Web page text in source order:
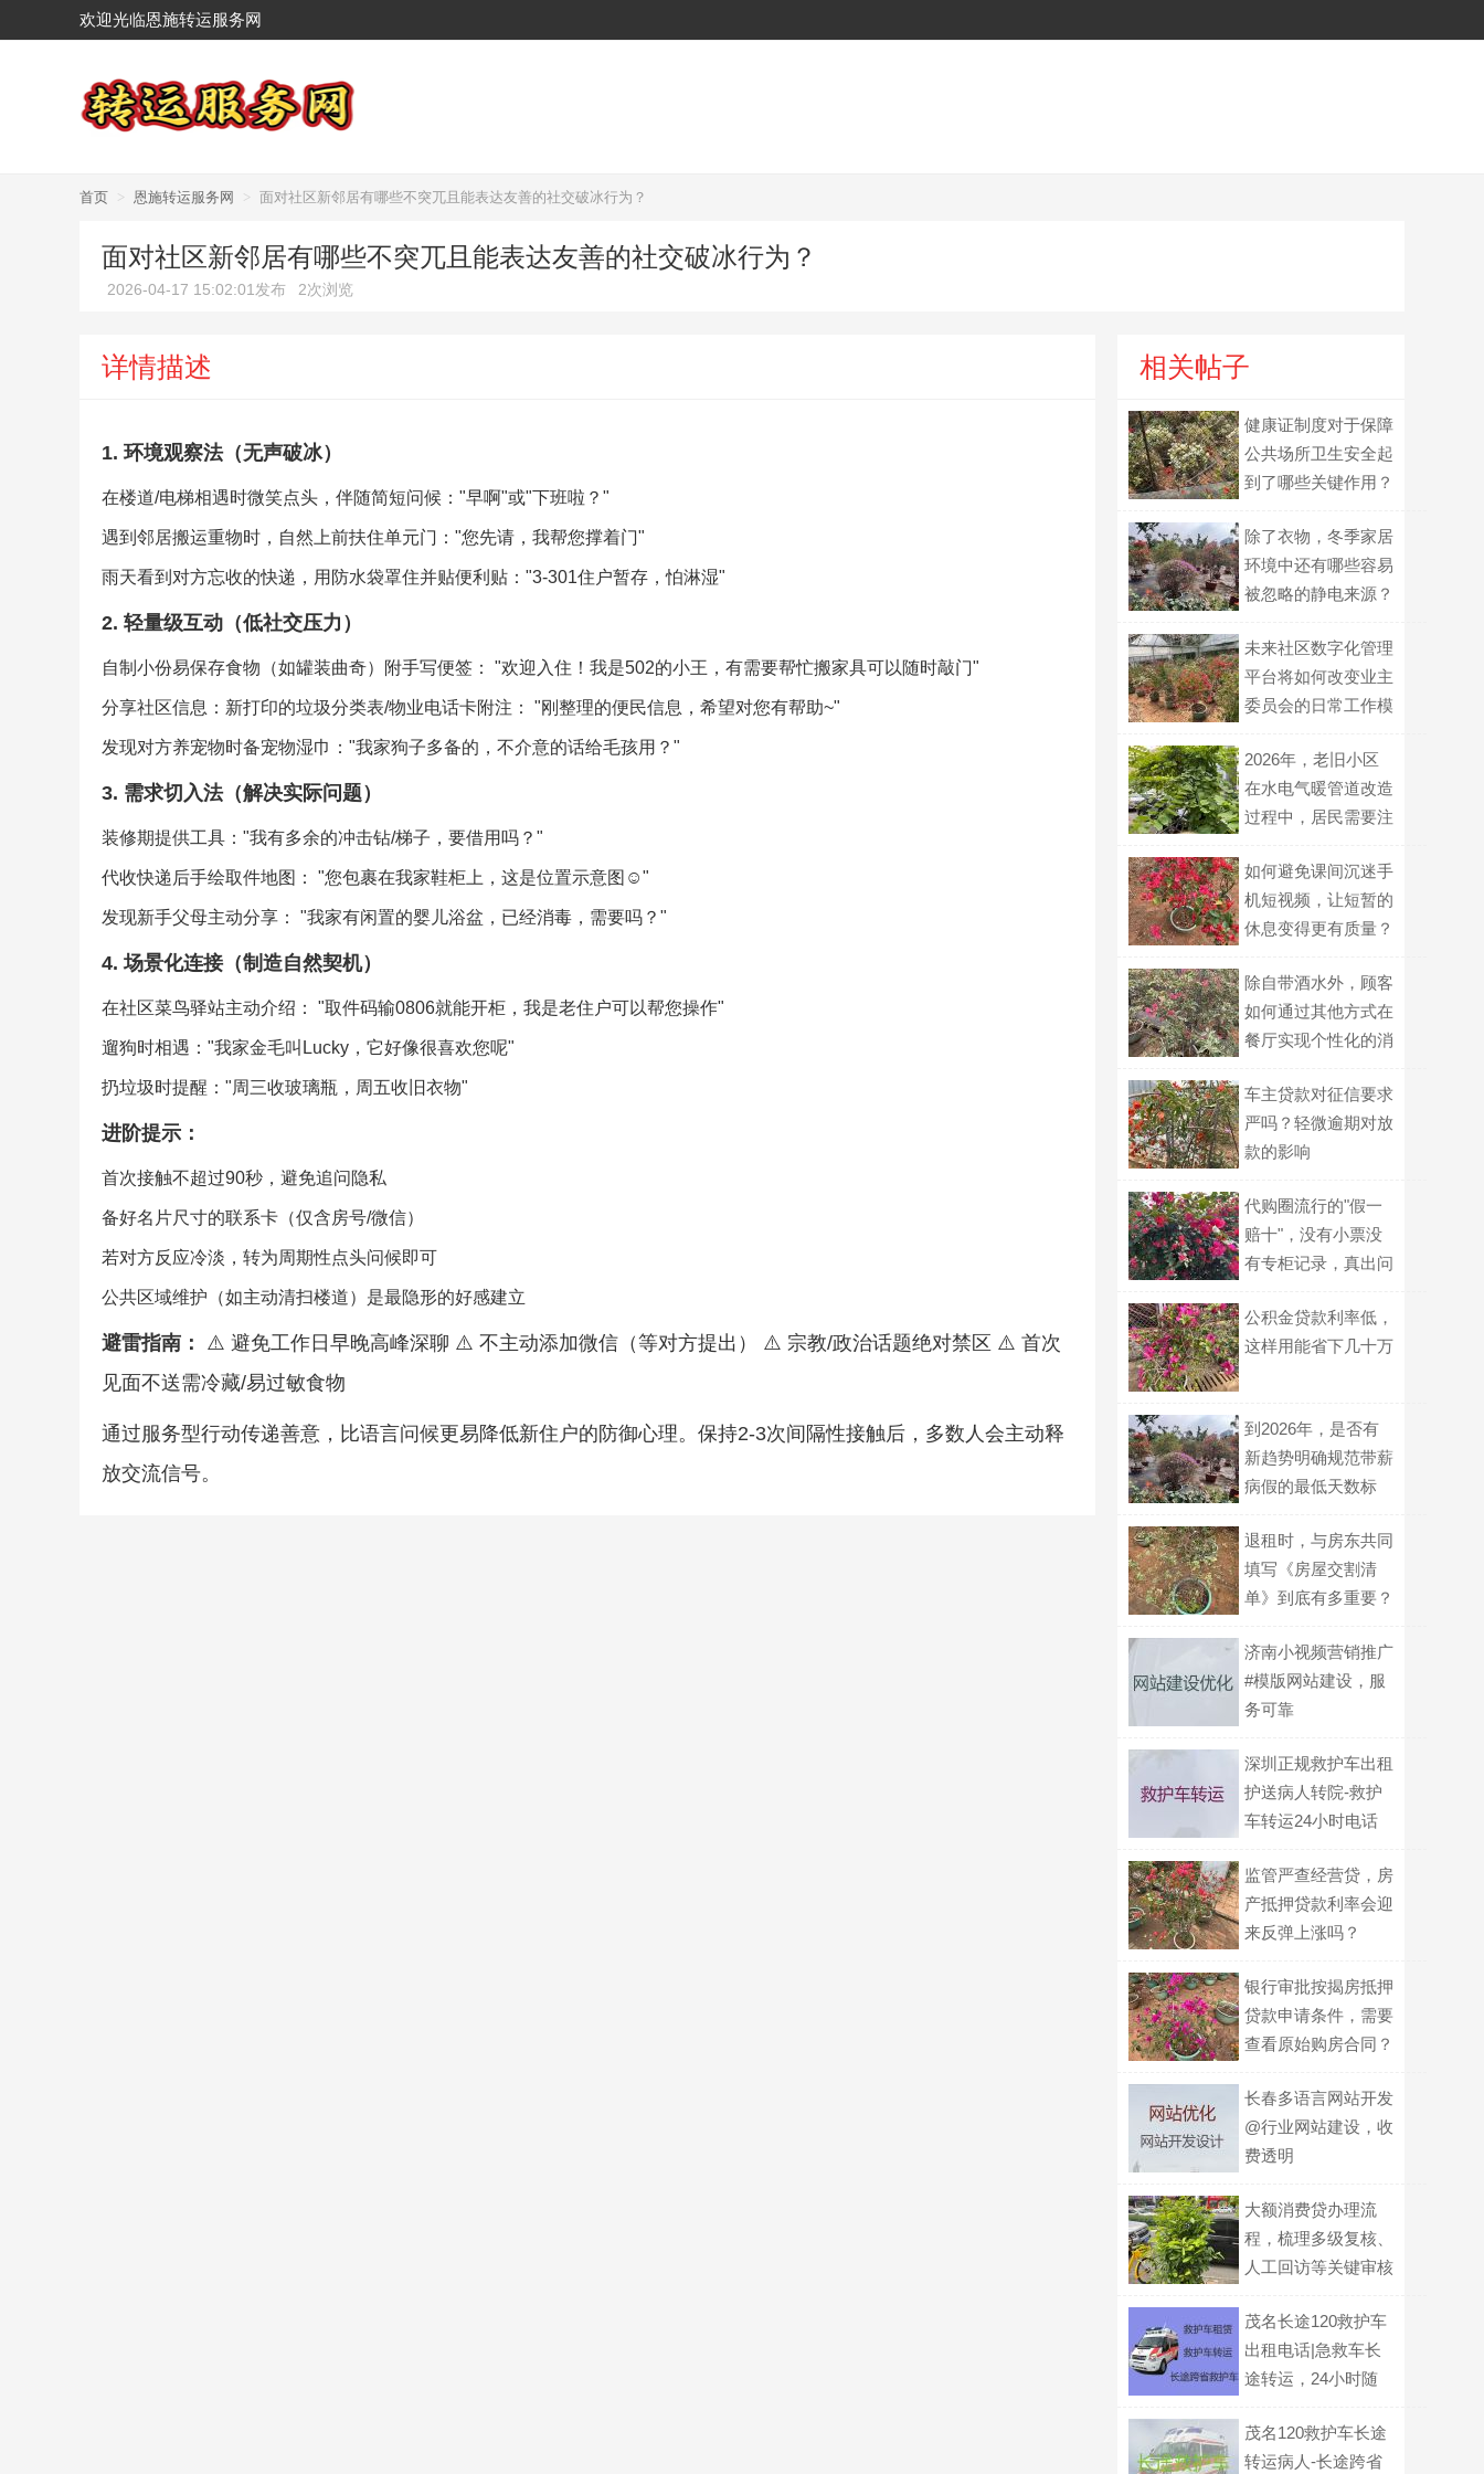
欢迎光临恩施转运服务网
首页 > 恩施转运服务网 > 面对社区新邻居有哪些不突兀且能表达友善的社交破冰行为？
面对社区新邻居有哪些不突兀且能表达友善的社交破冰行为？
2026-04-17 15:02:01发布 2次浏览
详情描述
1. 环境观察法（无声破冰）
在楼道/电梯相遇时微笑点头，伴随简短问候："早啊"或"下班啦？"
遇到邻居搬运重物时，自然上前扶住单元门："您先请，我帮您撑着门"
雨天看到对方忘收的快递，用防水袋罩住并贴便利贴："3-301住户暂存，怕淋湿"
2. 轻量级互动（低社交压力）
自制小份易保存食物（如罐装曲奇）附手写便签： "欢迎入住！我是502的小王，有需要帮忙搬家具可以随时敲门"
分享社区信息：新打印的垃圾分类表/物业电话卡附注： "刚整理的便民信息，希望对您有帮助~"
发现对方养宠物时备宠物湿巾："我家狗子多备的，不介意的话给毛孩用？"
3. 需求切入法（解决实际问题）
装修期提供工具："我有多余的冲击钻/梯子，要借用吗？"
代收快递后手绘取件地图： "您包裹在我家鞋柜上，这是位置示意图☺️"
发现新手父母主动分享： "我家有闲置的婴儿浴盆，已经消毒，需要吗？"
4. 场景化连接（制造自然契机）
在社区菜鸟驿站主动介绍： "取件码输0806就能开柜，我是老住户可以帮您操作"
遛狗时相遇："我家金毛叫Lucky，它好像很喜欢您呢"
扔垃圾时提醒："周三收玻璃瓶，周五收旧衣物"
进阶提示：
首次接触不超过90秒，避免追问隐私
备好名片尺寸的联系卡（仅含房号/微信）
若对方反应冷淡，转为周期性点头问候即可
公共区域维护（如主动清扫楼道）是最隐形的好感建立
避雷指南：
⚠️ 避免工作日早晚高峰深聊 ⚠️ 不主动添加微信（等对方提出） ⚠️ 宗教/政治话题绝对禁区 ⚠️ 首次
见面不送需冷藏/易过敏食物
通过服务型行动传递善意，比语言问候更易降低新住户的防御心理。保持2-3次间隔性接触后，多数人会主动释
放交流信号。
相关帖子
健康证制度对于保障
公共场所卫生安全起
到了哪些关键作用？
除了衣物，冬季家居
环境中还有哪些容易
被忽略的静电来源？
未来社区数字化管理
平台将如何改变业主
委员会的日常工作模
2026年，老旧小区
在水电气暖管道改造
过程中，居民需要注
如何避免课间沉迷手
机短视频，让短暂的
休息变得更有质量？
除自带酒水外，顾客
如何通过其他方式在
餐厅实现个性化的消
车主贷款对征信要求
严吗？轻微逾期对放
款的影响
代购圈流行的"假一
赔十"，没有小票没
有专柜记录，真出问
公积金贷款利率低，
这样用能省下几十万
到2026年，是否有
新趋势明确规范带薪
病假的最低天数标
退租时，与房东共同
填写《房屋交割清
单》到底有多重要？
济南小视频营销推广
#模版网站建设，服
务可靠
深圳正规救护车出租
护送病人转院-救护
车转运24小时电话
监管严查经营贷，房
产抵押贷款利率会迎
来反弹上涨吗？
银行审批按揭房抵押
贷款申请条件，需要
查看原始购房合同？
长春多语言网站开发
@行业网站建设，收
费透明
大额消费贷办理流
程，梳理多级复核、
人工回访等关键审核
茂名长途120救护车
出租电话|急救车长
途转运，24小时随
茂名120救护车长途
转运病人-长途跨省